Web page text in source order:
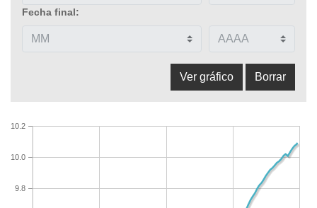
Fecha final:
9.8
10.0
10.2